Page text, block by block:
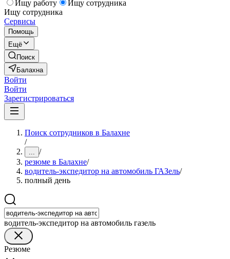
Ищу работу
Ищу сотрудника
Ищу сотрудника
Сервисы
Помощь
Ещё
Поиск
Балахна
Войти
Войти
Зарегистрироваться
Поиск сотрудников в Балахне
/
... /
резюме в Балахне/
водитель-экспедитор на автомобиль ГАЗель/
полный день
водитель-экспедитор на автомобиль газель
Резюме